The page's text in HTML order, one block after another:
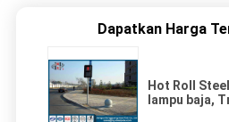
Dapatkan Harga
Hot Roll
lampu baja,